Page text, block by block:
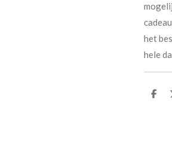
het
hele
D